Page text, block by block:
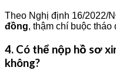
Theo Nghị định 16/2022/
đồng, thậm chí buộc tháo
4. Có thể nộp hồ sơ
không?